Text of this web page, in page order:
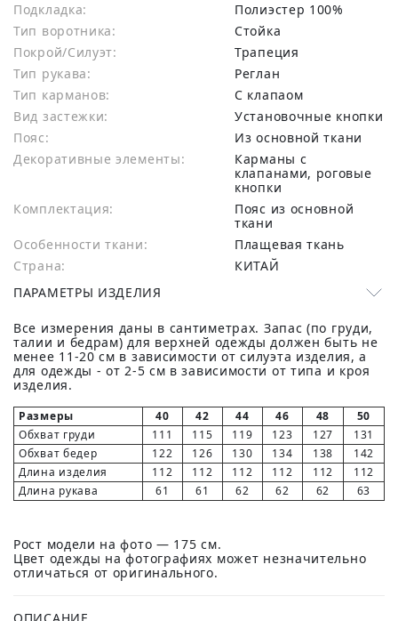
Подкладка:
Полиэстер 100%
Тип воротника:
Стойка
Покрой/Силуэт:
Трапеция
Тип рукава:
Реглан
Тип карманов:
С клапаом
Вид застежки:
Установочные кнопки
Пояс:
Из основной ткани
Декоративные элементы:
Карманы с
клапанами, роговые
кнопки
Комплектация:
Пояс из основной
ткани
Особенности ткани:
Плащевая ткань
Страна:
КИТАЙ
ПАРАМЕТРЫ ИЗДЕЛИЯ
Все измерения даны в сантиметрах. Запас (по груди,
талии и бедрам) для верхней одежды должен быть не
менее 11-20 см в зависимости от силуэта изделия, а
для одежды - от 2-5 см в зависимости от типа и кроя
изделия.
Размеры 40 42 44 46 48
50
Обхват груди
111 115 119 123 127
131
Обхват бедер
122 126 130 134 138
142
Длина изделия
112 112 112 112 112
112
Длина рукава
61 61 62 62 62 63
Рост модели на фото — 175 см.
Цвет одежды на фотографиях может незначительно
отличаться от оригинального.